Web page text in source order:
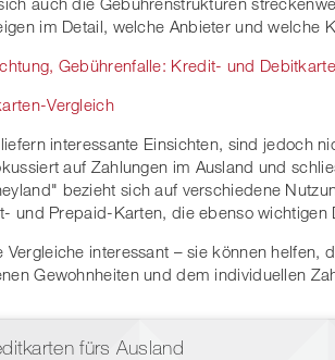
im Detail, welche Anbieter und welche
Gebührenfalle: Kredit- und
Vergleich
interessante Einsichten, sind jedoch
auf Zahlungen im Ausland und
bezieht sich auf verschiedene
und Prepaid-Karten, die ebenso wichtigen
Vergleiche interessant – sie können helfen,
Gewohnheiten und dem individuellen
fürs Ausland